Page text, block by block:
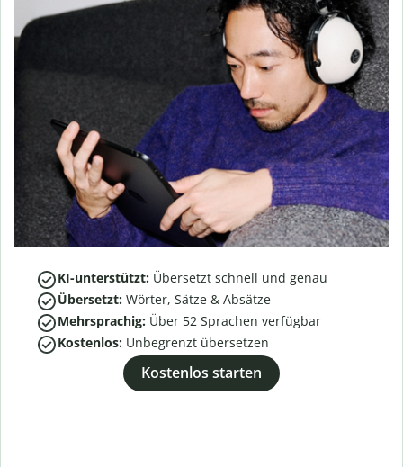
KI-unterstützt: Übersetzt schnell und genau
Übersetzt: Wörter, Sätze & Absätze
Mehrsprachig: Über 52 Sprachen verfügbar
Kostenlos: Unbegrenzt übersetzen
Kostenlos starten